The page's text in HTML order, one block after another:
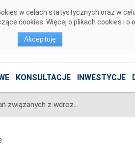
w celach statystycznych oraz w
cookies. Więcej o plikach cookies i o
Akceptuję
KONSULTACJE INWESTYCJE
Podsumowanie działań związanych z wdrożeniem CSIRE w grudniu